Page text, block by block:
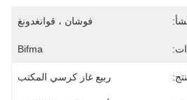
فوشان ، قوانغدونغ
Bifma
ربيع غاز كرسي المكتب